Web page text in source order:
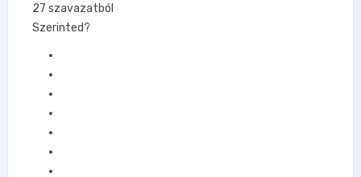
27 szavazatból
Szerinted?